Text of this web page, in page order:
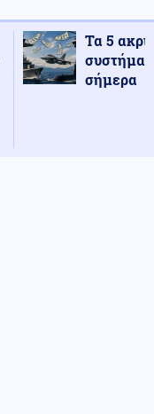
Τα 5
σήμερα